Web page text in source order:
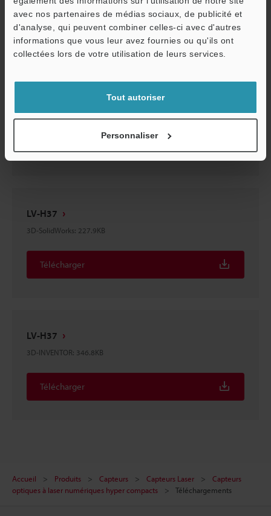
avec nos partenaires de médias sociaux, de publicité et
d'analyse, qui peuvent combiner celles-ci avec d'autres
informations que vous leur avez fournies ou qu'ils ont
collectées lors de votre utilisation de leurs services.
Tout autoriser
Personnaliser
Télécharger
LV-H37
3D-SolidWorks: 227.9KB
Télécharger
LV-H37
3D-INVENTOR: 346.8KB
Télécharger
Accueil Produits Capteurs Capteurs Laser
Capteurs
optiques à laser numériques hyper compacts
Téléchargements